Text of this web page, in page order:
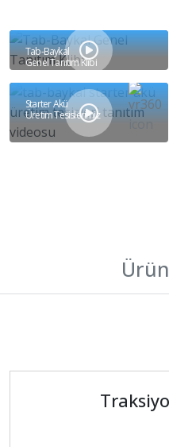
Tab-Baykal
Genel Tanıtım Klibi
Starter Akü
Üretim Tesislerimiz